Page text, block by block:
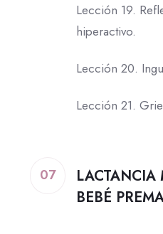
Lección 19.
hiperactivo.
Lección 20.
Lección 21.
07
LACTANCIA
BEBÉ